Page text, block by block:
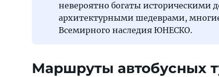
невероятно богаты историческими
архитектурными шедеврами,
Всемирного наследия ЮНЕСКО.
Маршруты автобусных